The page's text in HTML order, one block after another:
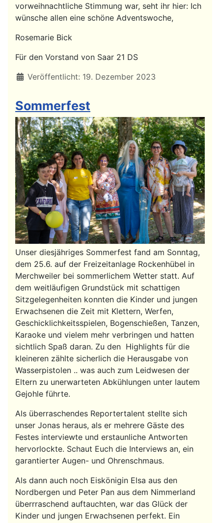
vorweihnachtliche Stimmung war, seht ihr hier: Ich
wünsche allen eine schöne Adventswoche,
Rosemarie Bick
Für den Vorstand von Saar 21 DS
Details
Veröffentlicht: 19. Dezember 2023
Sommerfest
Unser diesjähriges Sommerfest fand am Sonntag,
dem 25.6. auf der Freizeitanlage Rockenhübel in
Merchweiler bei sommerlichem Wetter statt. Auf
dem weitläufigen Grundstück mit schattigen
Sitzgelegenheiten konnten die Kinder und jungen
Erwachsenen die Zeit mit Klettern, Werfen,
Geschicklichkeitsspielen, Bogenschießen, Tanzen,
Karaoke und vielem mehr verbringen und hatten
sichtlich Spaß daran. Zu den Highlights für die
kleineren zählte sicherlich die Herausgabe von
Wasserpistolen .. was auch zum Leidwesen der
Eltern zu unerwarteten Abkühlungen unter lautem
Gejohle führte.
Als überraschendes Reportertalent stellte sich
unser Jonas heraus, als er mehrere Gäste des
Festes interviewte und erstaunliche Antworten
hervorlockte. Schaut Euch die Interviews an, ein
garantierter Augen- und Ohrenschmaus.
Als dann auch noch Eiskönigin Elsa aus den
Nordbergen und Peter Pan aus dem Nimmerland
überrraschend auftauchten, war das Glück der
Kinder und jungen Erwachsenen perfekt. Ein